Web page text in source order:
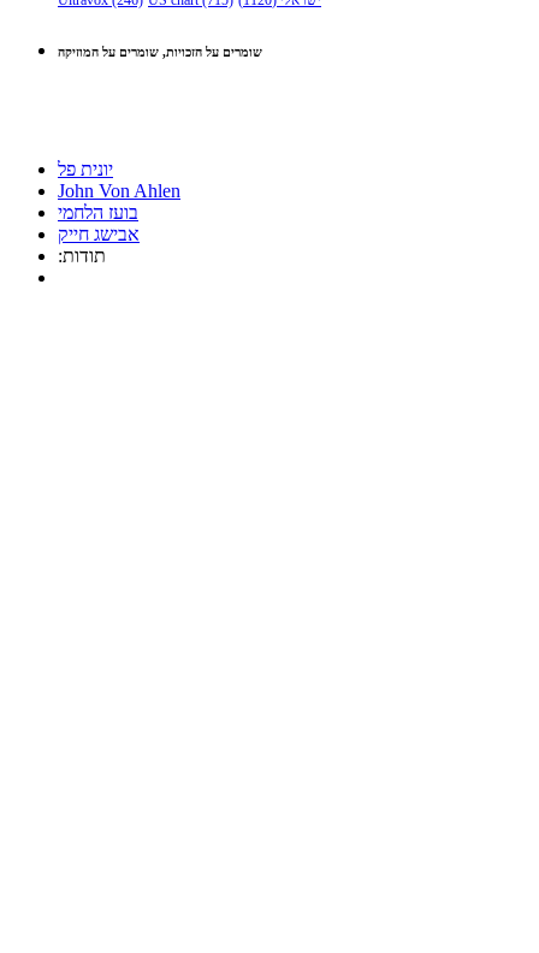
שומרים על הזכויות, שומרים על המוזיקה
יונית פל
John Von Ahlen
בועז הלחמי
אבישג חייק
:תודות